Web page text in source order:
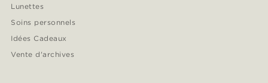
Lunettes
Soins personnels
Idées Cadeaux
Vente d'archives